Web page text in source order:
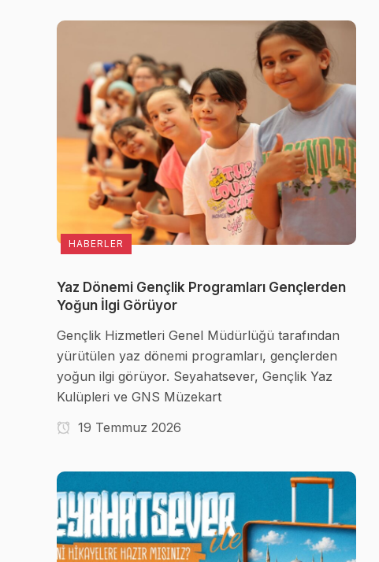
HABERLER
Yaz Dönemi Gençlik Programları Gençlerden
Yoğun İlgi Görüyor
Gençlik Hizmetleri Genel Müdürlüğü tarafından
yürütülen yaz dönemi programları, gençlerden
yoğun ilgi görüyor. Seyahatsever, Gençlik Yaz
Kulüpleri ve GNS Müzekart
19 Temmuz 2026